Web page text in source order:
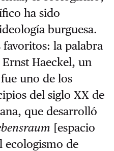
ha sido
burguesa.
la palabra
Haeckel, un
uno de los
del siglo XX de
que desarrolló
[espacio
ecologismo de